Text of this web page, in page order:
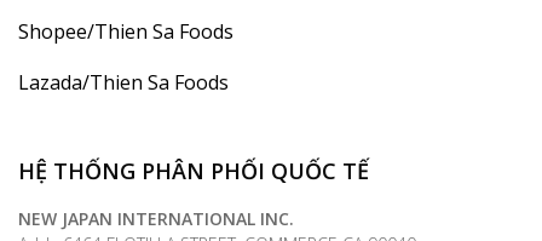
Shopee/Thien Sa Foods
Lazada/Thien Sa Foods
HỆ THỐNG PHÂN PHỐI QUỐC TẾ
NEW JAPAN INTERNATIONAL INC.